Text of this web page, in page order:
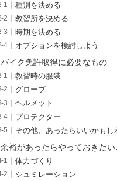
種別を決める
教習所を決める
時期を決める
オプションを検討しよう
バイク免許取得に必要なもの
教習時の服装
グローブ
ヘルメット
プロテクター
その他、あったらいいかもし
余裕があったらやっておきたい
体力づくり
シュミレーション